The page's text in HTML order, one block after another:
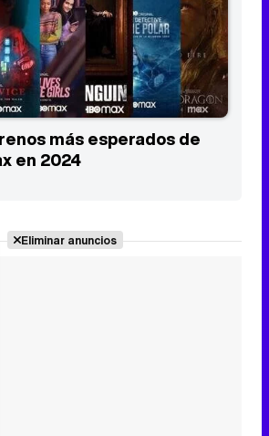
más esperados de
en 2024
Eliminar anuncios